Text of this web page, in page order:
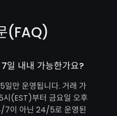
(FAQ)
일 내내 가능한가요?
일만 운영됩니다. 거래 가
시(EST)부터 금요일 오후
7이 아닌 24/5로 운영된